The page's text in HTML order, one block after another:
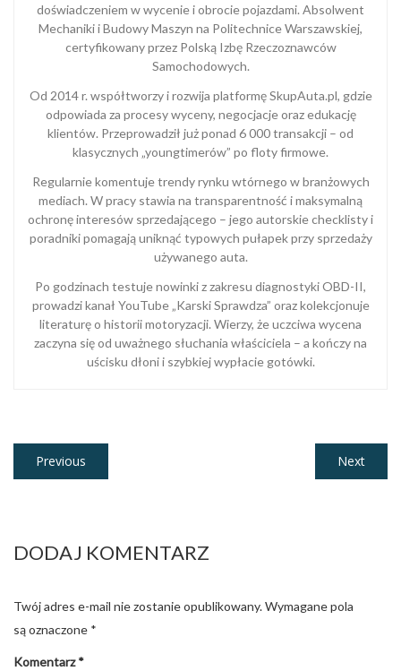
doświadczeniem w wycenie i obrocie pojazdami. Absolwent
Mechaniki i Budowy Maszyn na Politechnice Warszawskiej,
certyfikowany przez Polską Izbę Rzeczoznawców
Samochodowych.
Od 2014 r. współtworzy i rozwija platformę SkupAuta.pl, gdzie
odpowiada za procesy wyceny, negocjacje oraz edukację
klientów. Przeprowadził już ponad 6 000 transakcji – od
klasycznych „youngtimerów” po floty firmowe.
Regularnie komentuje trendy rynku wtórnego w branżowych
mediach. W pracy stawia na transparentność i maksymalną
ochronę interesów sprzedającego – jego autorskie checklisty i
poradniki pomagają uniknąć typowych pułapek przy sprzedaży
używanego auta.
Po godzinach testuje nowinki z zakresu diagnostyki OBD-II,
prowadzi kanał YouTube „Karski Sprawdza” oraz kolekcjonuje
literaturę o historii motoryzacji. Wierzy, że uczciwa wycena
zaczyna się od uważnego słuchania właściciela – a kończy na
uścisku dłoni i szybkiej wypłacie gotówki.
Nawigacja
wpisu
Previous
post:
NextNext
post:
DODAJ KOMENTARZ
Twój adres e-mail nie zostanie opublikowany.Wymagane pola
są oznaczone *
Komentarz*